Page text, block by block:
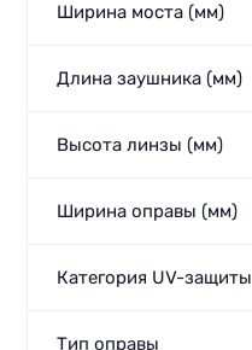
Ширина моста (мм)
Длина заушника (мм)
Высота линзы (мм)
Ширина оправы (мм)
Категория UV-защиты
Тип оправы